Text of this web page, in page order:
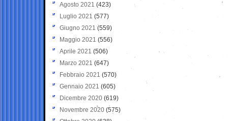
Agosto 2021 (423)
Luglio 2021 (577)
Giugno 2021(559)
Maggio 2021 (556)
Aprile 2021 (506)
Marzo 2021 (647)
Febbraio 2021 (570)
Gennaio 2021 (605)
Dicembre 2020 (619)
Novembre 2020 (575)